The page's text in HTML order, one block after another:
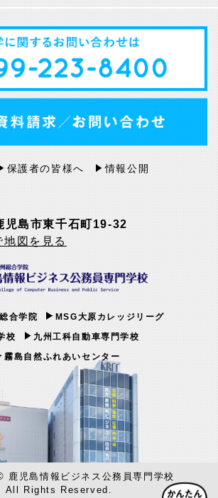
島市東千石町19-32
図を見る
合学院
MSG大原カレッジリーグ
校
九州工科自動車専門学校
霧島自然ふれあいセンター
保護者の皆様へ
情報公開
児島情報ビジネス公務員専門学校
All Rights Reserved.